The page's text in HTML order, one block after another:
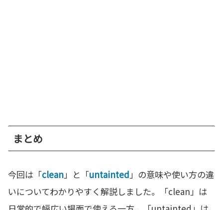
まとめ
今回は「clean」と「untainted」の意味や使い方の違
いについてわかりやすく解説しました。「clean」は